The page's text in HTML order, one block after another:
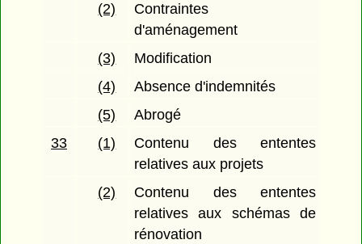
(2)
Contraintes
d'aménagement
(3)
Modification
(4)
Absence d'indemnités
(5)
Abrogé
33
(1)
Contenu des ententes
relatives aux projets
(2)
Contenu des ententes
relatives aux schémas de
rénovation